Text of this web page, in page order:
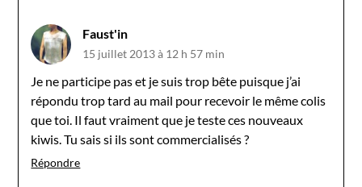
Faust'in
15 juillet 2013 à 12 h 57 min
Je ne participe pas et je suis trop bête puisque j’ai
répondu trop tard au mail pour recevoir le même colis
que toi. Il faut vraiment que je teste ces nouveaux
kiwis. Tu sais si ils sont commercialisés ?
Répondre